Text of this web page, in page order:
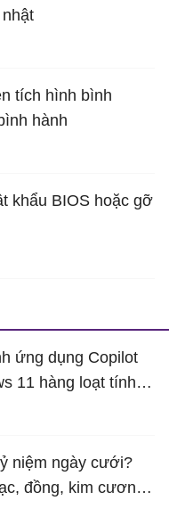
tích hình bình
hành
khẩu BIOS hoặc gỡ
ứng dụng Copilot
11 hàng loạt tính
niệm ngày cưới?
đồng, kim cương